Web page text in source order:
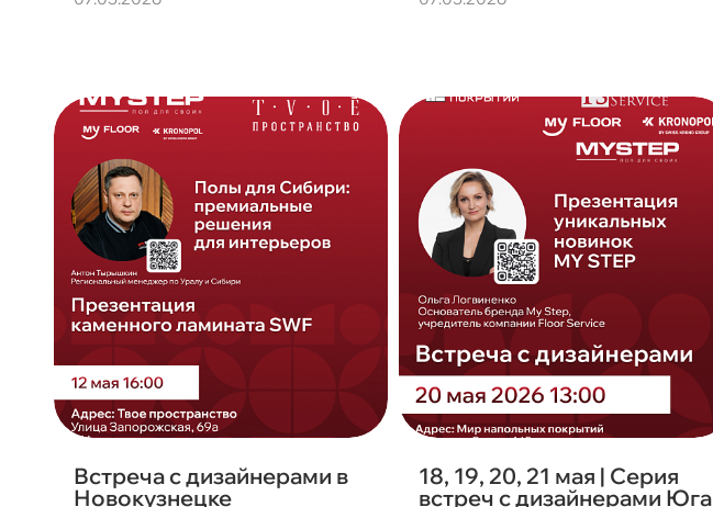
Встреча с дизайнерами в
Новокузнецке
18, 19, 20, 21 мая | Серия
встреч с дизайнерами Юга